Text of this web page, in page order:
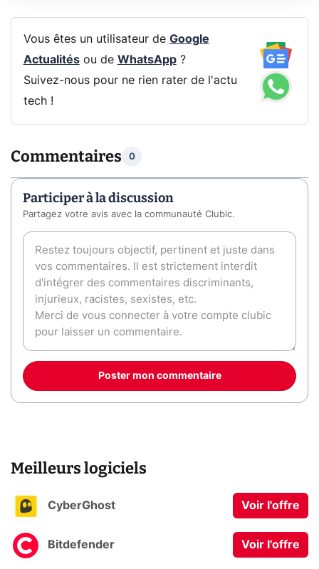
Vous êtes un utilisateur de Google
Actualitésou de WhatsApp?
Suivez-nous pour ne rien rater de l'actu
tech !
Commentaires 0
Participer à la discussion
Partagez votre avis avec la communauté Clubic.
Poster mon commentaire
Meilleurs logiciels
CyberGhost Voir l'offre
Bitdefender Voir l'offre